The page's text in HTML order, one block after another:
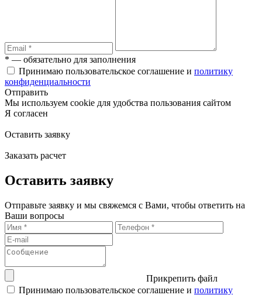
* — обязательно для заполнения
Принимаю пользовательское соглашение и политику
конфиденциальности
Отправить
Мы используем cookie для удобства пользования сайтом
Я согласен
Оставить заявку
Заказать расчет
Оставить заявку
Отправьте заявку и мы свяжемся с Вами, чтобы ответить на
Ваши вопросы
Прикрепить файл
Принимаю пользовательское соглашение и политику